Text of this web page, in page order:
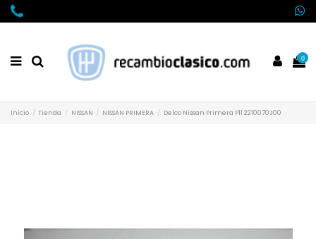
0
Inicio Tienda NISSAN NISSAN PRIMERA Delco Nissan Primera P11 2210070J00